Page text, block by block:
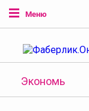
Меню
Экономь